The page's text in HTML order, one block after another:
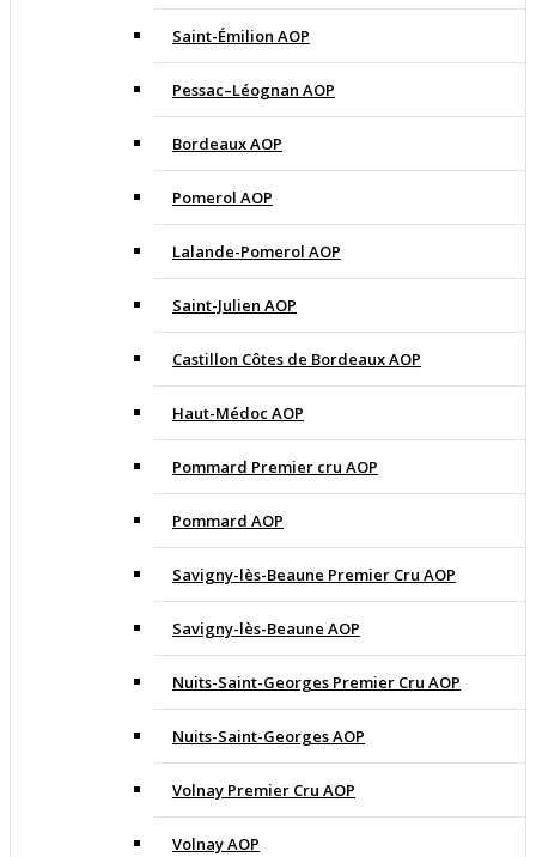
Saint-Émilion AOP
Pessac–Léognan AOP
Bordeaux AOP
Pomerol AOP
Lalande-Pomerol AOP
Saint-Julien AOP
Castillon Côtes de Bordeaux AOP
Haut-Médoc AOP
Pommard Premier cru AOP
Pommard AOP
Savigny-lès-Beaune Premier Cru AOP
Savigny-lès-Beaune AOP
Nuits-Saint-Georges Premier Cru AOP
Nuits-Saint-Georges AOP
Volnay Premier Cru AOP
Volnay AOP